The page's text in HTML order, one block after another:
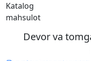
Katalog
mahsulot
Devor va